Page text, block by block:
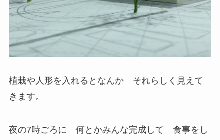
植栽や人形を入れるとなんか それらしく見えて
きます。
夜の7時ごろに 何とかみんな完成して 食事をし